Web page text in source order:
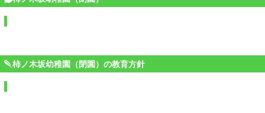
柿ノ木坂幼稚園（閉園）の教育方針